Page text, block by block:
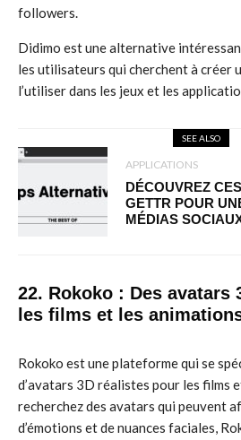
followers.
Didimo est une alternative
les utilisateurs qui cherchent à créer
l’utiliser dans les jeux et les
SEE ALSO
APPLICATIONS
DÉCOUVREZ
GETTR POUR
MÉDIAS
22. Rokoko : Des avatars
les films et les
Rokoko est une plateforme qui se
d’avatars 3D réalistes pour les films
recherchez des avatars qui peuvent
d’émotions et de nuances faciales,